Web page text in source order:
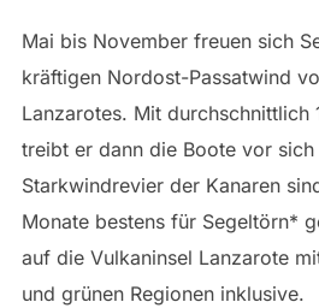
Mai bis November freuen sich
kräftigen Nordost-Passatwind
Lanzarotes. Mit durchschnittlich
treibt er dann die Boote vor sich
Starkwindrevier der Kanaren
Monate bestens für Segeltörn*
auf die Vulkaninsel Lanzarote
und grünen Regionen inklusive.